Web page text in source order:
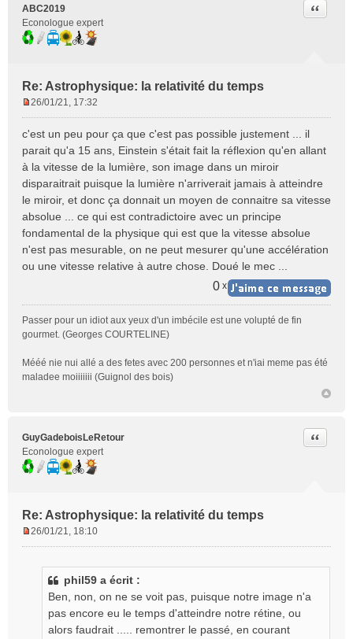
ABC2019
Econologue expert
Re: Astrophysique: la relativité du temps
Citer
s
s
a
g
e
n
l
u
26/01/21, 17:32
c'est un peu pour ça que c'est pas possible justement ... il
parait qu'a 15 ans, Einstein s'était fait la réflexion qu'en allant
à la vitesse de la lumière, son image dans un miroir
disparaitrait puisque la lumière n'arriverait jamais à atteindre
le miroir, et donc ça donnait un moyen de connaitre sa vitesse
absolue ... ce qui est contradictoire avec un principe
fondamental de la physique qui est que la vitesse absolue
n'est pas mesurable, on ne peut mesurer qu'une accélération
ou une vitesse relative à autre chose. Doué le mec ...
0 x
Passer pour un idiot aux yeux d'un imbécile est une volupté de fin
gourmet. (Georges COURTELINE)
Mééé nie nui allé a des fetes avec 200 personnes et n'iai meme pas été
maladee moiiiiiii (Guignol des bois)
GuyGadeboisLeRetour
Econologue expert
Re: Astrophysique: la relativité du temps
Citer
26/01/21, 18:10
phil59 a écrit :
Ben, non, on ne se voit pas, puisque notre image n'a
pas encore eu le temps d'atteindre notre rétine, ou
alors faudrait ..... remontrer le passé, en courant